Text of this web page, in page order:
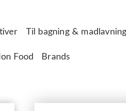
Til bagning & madlavning
Food Brands